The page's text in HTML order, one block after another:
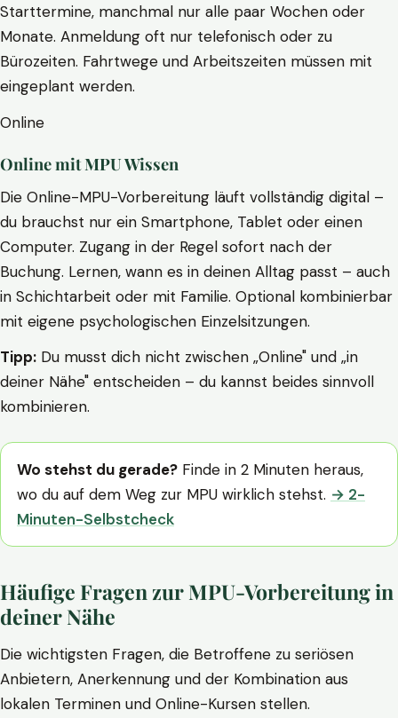
Starttermine, manchmal nur alle paar Wochen oder
Monate. Anmeldung oft nur telefonisch oder zu
Bürozeiten. Fahrtwege und Arbeitszeiten müssen mit
eingeplant werden.
Online
Online mit MPU Wissen
Die Online-MPU-Vorbereitung läuft vollständig digital –
du brauchst nur ein Smartphone, Tablet oder einen
Computer. Zugang in der Regel sofort nach der
Buchung. Lernen, wann es in deinen Alltag passt – auch
in Schichtarbeit oder mit Familie. Optional kombinierbar
mit eigene psychologischen Einzelsitzungen.
Tipp: Du musst dich nicht zwischen „Online" und „in
deiner Nähe" entscheiden – du kannst beides sinnvoll
kombinieren.
Wo stehst du gerade? Finde in 2 Minuten heraus,
wo du auf dem Weg zur MPU wirklich stehst. → 2-
Minuten-Selbstcheck
Häufige Fragen zur MPU-Vorbereitung in
deiner Nähe
Die wichtigsten Fragen, die Betroffene zu seriösen
Anbietern, Anerkennung und der Kombination aus
lokalen Terminen und Online-Kursen stellen.